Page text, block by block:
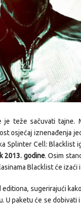
teže sačuvati tajne.
osjećaj iznenađenja
Splinter Cell: Blacklist
2013. godine. Osim
Blacklist će izaći
sugerirajući
U paketu će se dobivati